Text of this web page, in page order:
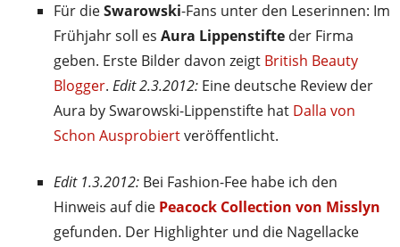
Für dieSwarowski-Fans unter den Leserinnen: Im
Frühjahr soll es Aura Lippenstifte der Firma
geben. Erste Bilder davon zeigt British Beauty
Blogger. Edit 2.3.2012: Eine deutsche Review der
Aura by Swarowski-Lippenstifte hat Dalla von
Schon Ausprobiertveröffentlicht.
Edit 1.3.2012: Bei Fashion-Fee habe ich den
Hinweis auf die Peacock Collection von Misslyn
gefunden. Der Highlighter und die Nagellacke